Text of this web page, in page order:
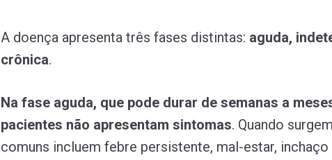
A doença apresenta três fases distintas: aguda,
crônica.
Na fase aguda, que pode durar de semanas a
pacientes não apresentam sintomas. Quando
comuns incluem febre persistente, mal-estar,